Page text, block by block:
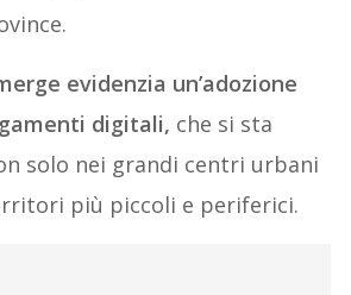
evidenzia un’adozione
digitali, che si sta
solo nei grandi centri urbani
più piccoli e periferici.